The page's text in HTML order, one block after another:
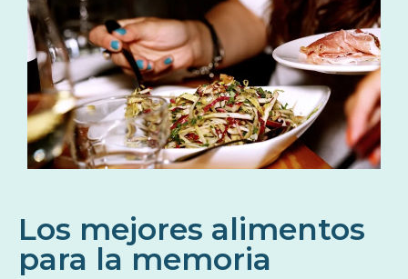
Los mejores alimentos
para la memoria